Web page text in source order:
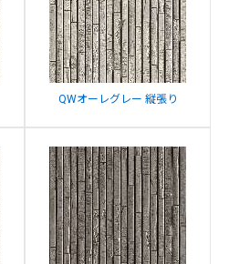
QWオーレグレー 縦張り